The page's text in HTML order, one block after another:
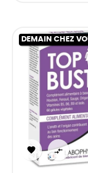
DEMAIN CHEZ
 